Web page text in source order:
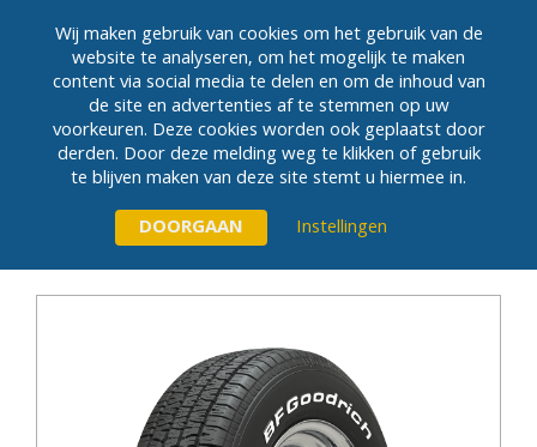
MENU
Wij maken gebruik van cookies om het gebruik van de
website te analyseren, om het mogelijk te maken
content via social media te delen en om de inhoud van
de site en advertenties af te stemmen op uw
voorkeuren. Deze cookies worden ook geplaatst door
derden. Door deze melding weg te klikken of gebruik
te blijven maken van deze site stemt u hiermee in.
Instellingen